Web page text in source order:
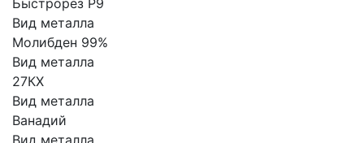
Вид металла
Молибден 99%
Вид металла
27КХ
Вид металла
Ванадий
Вид металла